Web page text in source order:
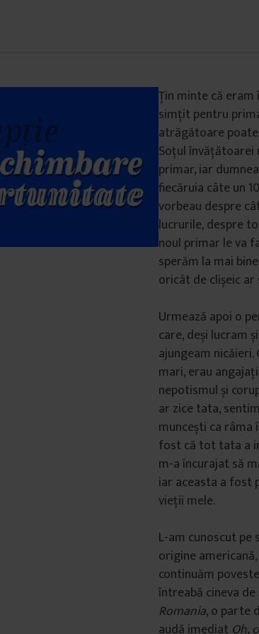
Țin minte că eram
simțit pentru
atrăgătoare
Soțul învățătoarei
primar, iar
fiecăruia câte un
vorbeau despre
lucrurile, despre
noul primar le va
sperăm la mai
oricât de clișeic ar
Urmează apoi o
care, deși lucram
ajungeam
mari, erau
nepotismul și
ar zice tata,
muncești ca râma
fost că tot tata a
m-a încurajat să
iar aceasta a fost
vieții mele.
L-am cunoscut pe
origine
continuăm
întreabă cineva
Romania, o parte
audă imediat Oh,